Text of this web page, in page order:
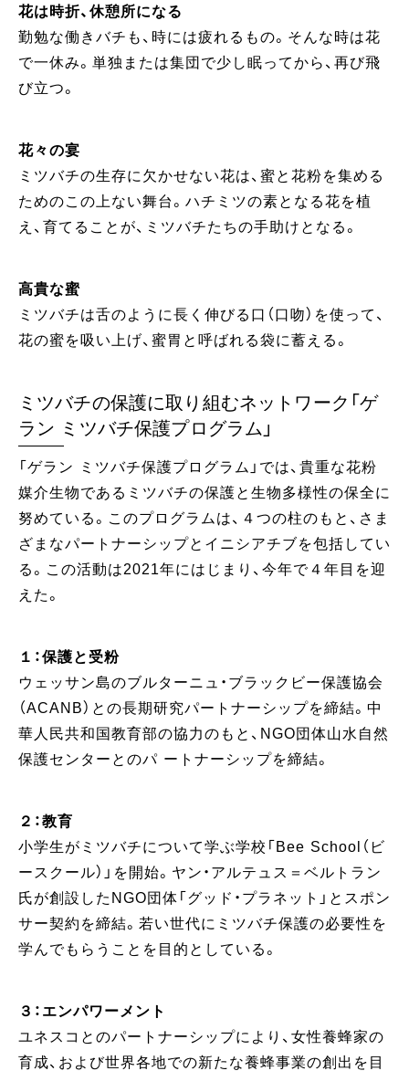
花は時折、休憩所になる
勤勉な働きバチも、時には疲れるもの。そんな時は花
で一休み。単独または集団で少し眠ってから、再び飛
び立つ。
花々の宴
ミツバチの生存に欠かせない花は、蜜と花粉を集める
ためのこの上ない舞台。ハチミツの素となる花を植
え、育てることが、ミツバチたちの手助けとなる。
高貴な蜜
ミツバチは舌のように長く伸びる口（口吻）を使って、
花の蜜を吸い上げ、蜜胃と呼ばれる袋に蓄える。
ミツバチの保護に取り組むネットワーク「ゲ
ラン ミツバチ保護プログラム」
「ゲラン ミツバチ保護プログラム」では、貴重な花粉
媒介生物であるミツバチの保護と生物多様性の保全に
努めている。このプログラムは、４つの柱のもと、さま
ざまなパートナーシップとイニシアチブを包括してい
る。この活動は2021年にはじまり、今年で４年目を迎
えた。
１：保護と受粉
ウェッサン島のブルターニュ・ブラックビー保護協会
（ACANB）との長期研究パートナーシップを締結。中
華人民共和国教育部の協力のもと、NGO団体山水自然
保護センターとのパ ートナーシップを締結。
２：教育
小学生がミツバチについて学ぶ学校「Bee School（ビ
ースクール）」を開始。ヤン・アルテュス＝ベルトラン
氏が創設したNGO団体「グッド・プラネット」とスポン
サー契約を締結。若い世代にミツバチ保護の必要性を
学んでもらうことを目的としている。
３：エンパワーメント
ユネスコとのパートナーシップにより、女性養蜂家の
育成、および世界各地での新たな養蜂事業の創出を目